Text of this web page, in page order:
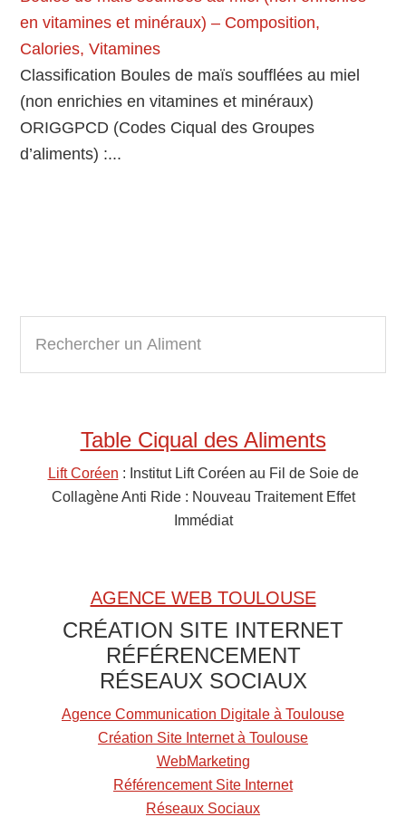
en vitamines et minéraux) – Composition,
Calories, Vitamines
Classification Boules de maïs soufflées au miel
(non enrichies en vitamines et minéraux)
ORIGGPCD (Codes Ciqual des Groupes
d’aliments) :...
Primary
Sidebar
c
Table Ciqual des Aliments
Lift Coréen : Institut Lift Coréen au Fil de Soie de
Collagène Anti Ride : Nouveau Traitement Effet
Immédiat
AGENCE WEB TOULOUSE
CRÉATION SITE INTERNET
RÉFÉRENCEMENT
RÉSEAUX SOCIAUX
Agence Communication Digitale à Toulouse
Création Site Internet à Toulouse
WebMarketing
Référencement Site Internet
Réseaux Sociaux